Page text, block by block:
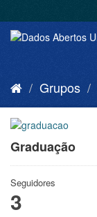
Grupos
Graduação
Seguidores
3